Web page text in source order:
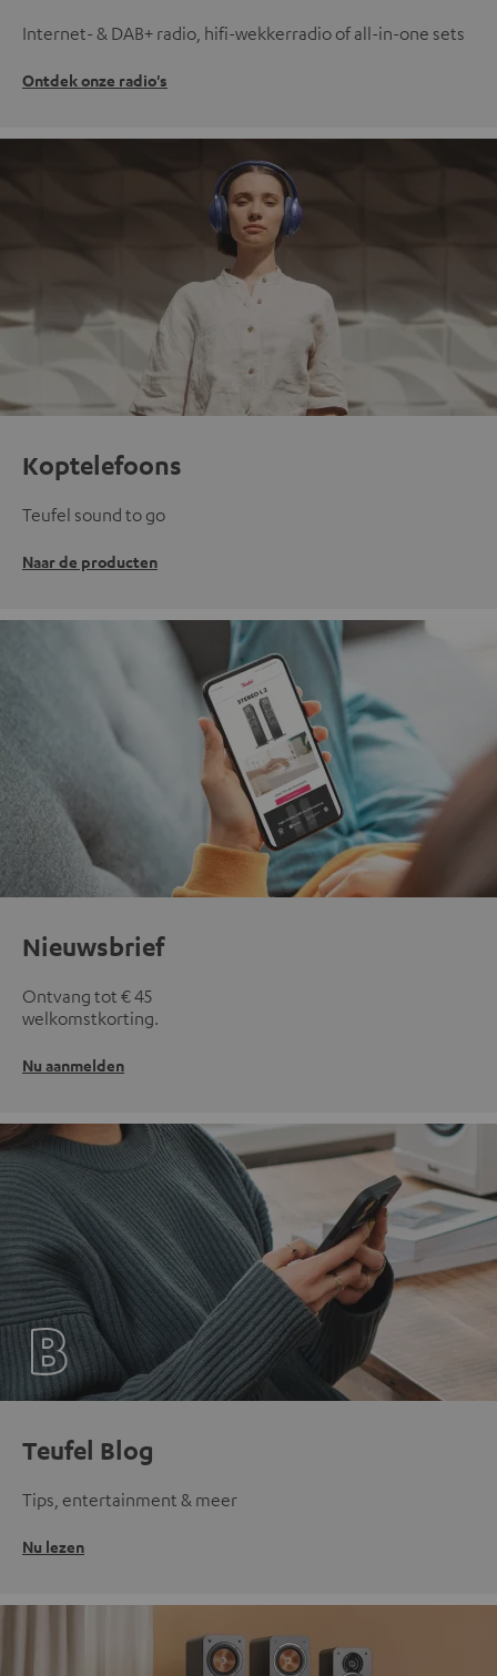
Internet- & DAB+ radio, hifi-wekkerradio of all-in-one sets
Ontdek onze radio's
Koptelefoons
Teufel sound to go
Naar de producten
Nieuwsbrief
Ontvang tot € 45
welkomstkorting.
Nu aanmelden
Teufel Blog
Tips, entertainment & meer
Nu lezen